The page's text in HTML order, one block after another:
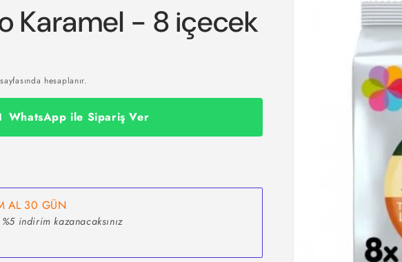
Karamel - 8 içecek
hesaplanır.
WhatsApp ile Sipariş Ver
AL 30 GÜN
indirim kazanacaksınız